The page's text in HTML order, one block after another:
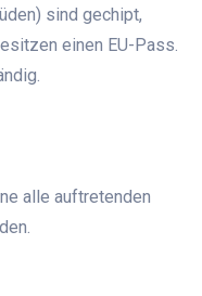
sind gechipt,
einen EU-Pass.
alle auftretenden